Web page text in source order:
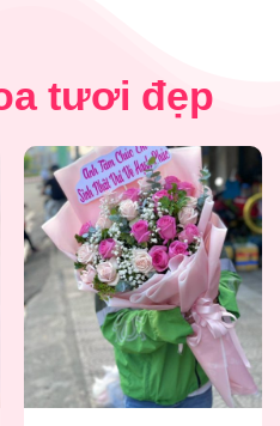
tươi đẹp